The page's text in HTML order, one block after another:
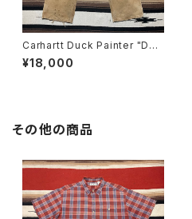
Carhartt Duck Painter "Dou
ble Knee" W31
¥18,000
その他の商品